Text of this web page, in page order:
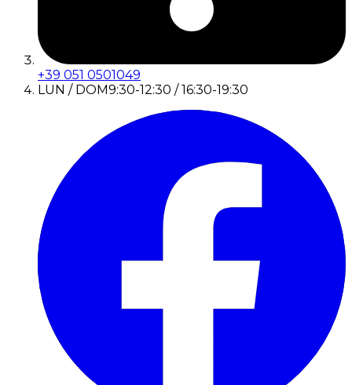
+39 051 0501049
LUN / DOM9:30-12:30 / 16:30-19:30